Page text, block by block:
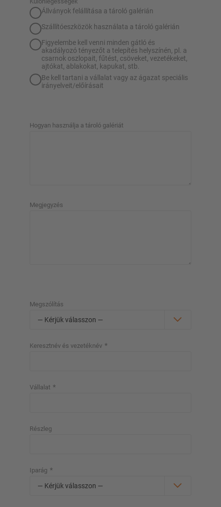
Állványok felállítása a tároló galérián
Szállítóeszközök használata a tároló galérián
Figyelembe kell venni minden gátló és
akadályozó tényezőt a telepítés helyszínén, pl. a
csarnok oszlopait, fűtést, csöveket, vezetékeket,
ajtókat, ablakokat, kapukat, stb.
Be kell tartani a vállalat vagy az ágazat speciális
irányelveit/előírásait
Hogyan használja a tároló galériát
Megjegyzés
Megszólítás
Keresztnév és vezetéknév *
Vállalat *
Részleg
Iparág *